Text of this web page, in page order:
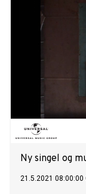
Records, som
Post Malone og
Trainor og
Red (Taylor’s
hennes tredje
originallåtene
som er låter/
har blitt gitt ut
Sheeran, Chris
stjerneskuddet
Walls Are Way Too
Ny singel og
21.5.2021 08:00:00